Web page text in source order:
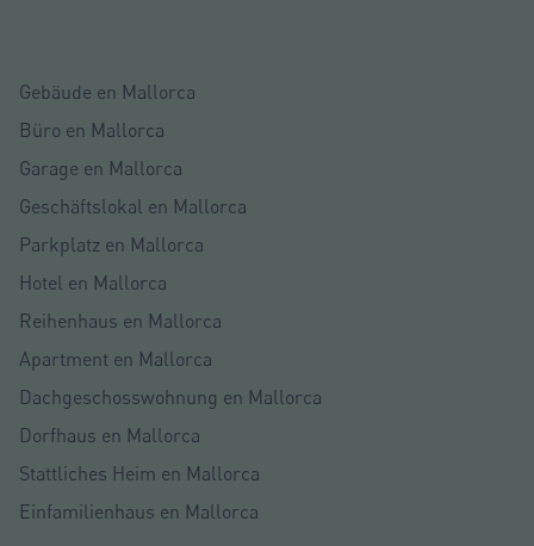
Gebäude en Mallorca
Büro en Mallorca
Garage en Mallorca
Geschäftslokal en Mallorca
Parkplatz en Mallorca
Hotel en Mallorca
Reihenhaus en Mallorca
Apartment en Mallorca
Dachgeschosswohnung en Mallorca
Dorfhaus en Mallorca
Stattliches Heim en Mallorca
Einfamilienhaus en Mallorca